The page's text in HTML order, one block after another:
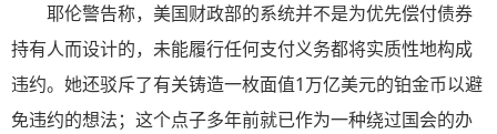
耶伦警告称，美国财政部的系统并不是为优先偿付债券
持有人而设计的，未能履行任何支付义务都将实质性地构成
违约。她还驳斥了有关铸造一枚面值1万亿美元的铂金币以避
免违约的想法；这个点子多年前就已作为一种绕过国会的办